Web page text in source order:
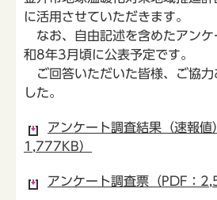
に活用させていただきます。
なお、自由記述を含めたアンケ
和8年3月頃に公表予定です。
ご回答いただいた皆様、ご協力
した。
アンケート調査結果（速報値
1,777KB）
アンケート調査票（PDF：